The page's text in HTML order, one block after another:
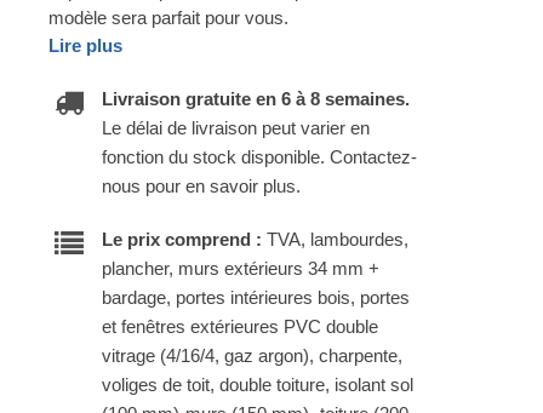
modèle sera parfait pour vous.
Lire plus
Livraison gratuite en 6 à 8 semaines.
Le délai de livraison peut varier en
fonction du stock disponible. Contactez-
nous pour en savoir plus.
Le prix comprend : TVA, lambourdes,
plancher, murs extérieurs 34 mm +
bardage, portes intérieures bois, portes
et fenêtres extérieures PVC double
vitrage (4/16/4, gaz argon), charpente,
voliges de toit, double toiture, isolant sol